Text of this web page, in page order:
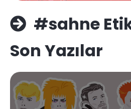
#sahne
Son Yazılar